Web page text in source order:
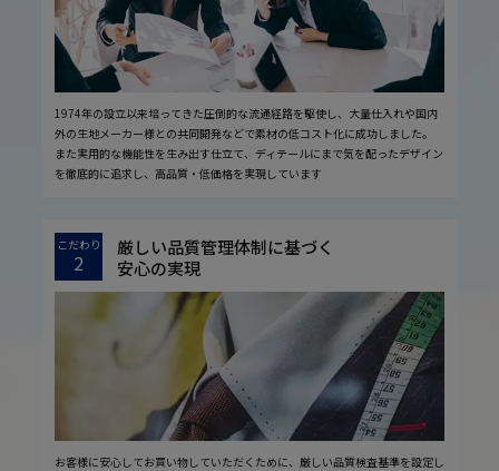
1974年の設立以来培ってきた圧倒的な流通経路を駆使し、大量仕入れや国内
外の生地メーカー様との共同開発などで素材の低コスト化に成功しました。
また実用的な機能性を生み出す仕立て、ディテールにまで気を配ったデザイン
を徹底的に追求し、高品質・低価格を実現しています
こだわり
2
厳しい品質管理体制に基づく
安心の実現
お客様に安心してお買い物していただくために、厳しい品質検査基準を設定し